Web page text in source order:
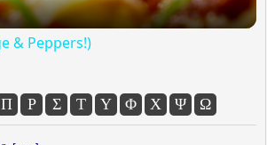
& Peppers!)
Π Ρ Σ Τ Υ Φ Χ Ψ Ω